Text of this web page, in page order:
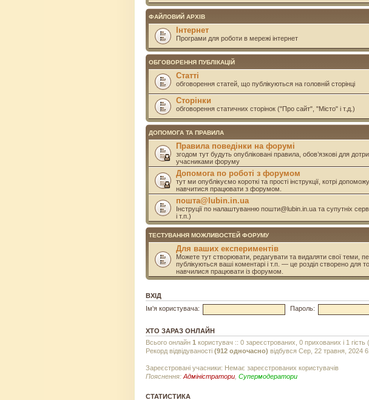
ФАЙЛОВИЙ АРХІВ
Інтернет
Програми для роботи в мережі інтернет
ОБГОВОРЕННЯ ПУБЛІКАЦІЙ
Статті
обговорення статей, що публікуються на головній сторінці
Сторінки
обговорення статичних сторінок ("Про сайт", "Місто" і т.д.)
ДОПОМОГА ТА ПРАВИЛА
Правила поведінки на форумі
згодом тут будуть опубліковані правила, обов’язкові для
учасниками форуму
Допомога по роботі з форумом
тут ми опублікуємо короткі та прості інструкції, котрі
навчитися працювати з форумом.
пошта@lubin.in.ua
Інструції по налаштуванню пошти@lubin.in.ua та супутніх
і т.п.)
ТЕСТУВАННЯ МОЖЛИВОСТЕЙ ФОРУМУ
Для ваших експериментів
Можете тут створювати, редагувати та видаляти свої теми,
публікуються ваші коментарі і т.п. — це розділ створено для
навчилися працювати із форумом.
ВХІД
Ім'я користувача:
Пароль:
ХТО ЗАРАЗ ОНЛАЙН
Всього онлайн 1 користувач :: 0 зареєстрованих, 0 прихованих і 1
Рекорд відвідуваності (912 одночасно) відбувся Сер, 22 травня, 2024
Зареєстровані учасники: Немає зареєстрованих користувачів
Пояснення: Адміністратори Супермодератори
СТАТИСТИКА